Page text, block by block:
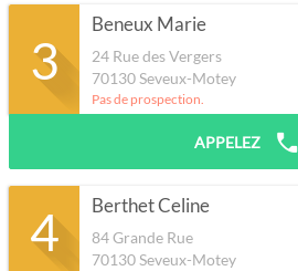
3
Beneux Marie
24 Rue des Vergers
70130Seveux-Motey
Pas de prospection.
APPELEZ
4 Berthet Celine
84 Grande Rue
70130Seveux-Motey